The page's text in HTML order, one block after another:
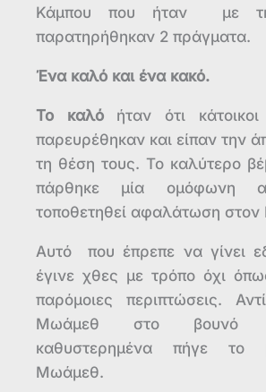
Κάμπου που ήταν με
παρατηρήθηκαν 2 πράγματα.
Ένα καλό και ένα κακό.
Το καλόήταν ότι
παρευρέθηκαν και είπαν την
τη θέση τους. Το καλύτερο
πάρθηκε μία ομόφωνη
τοποθετηθεί αφαλάτωση στον
Αυτό που έπρεπε να γίνει
έγινε χθες με τρόπο όχι
παρόμοιες περιπτώσεις.
Μωάμεθ στο βουνό
καθυστερημένα πήγε το
Μωάμεθ.